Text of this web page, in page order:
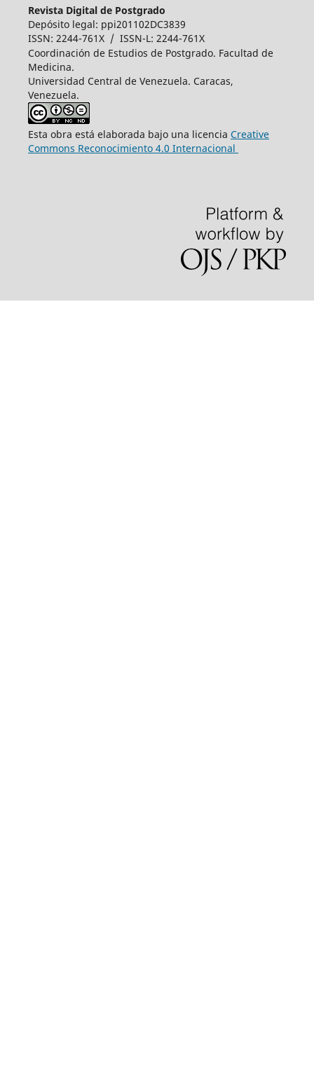
Revista Digital de Postgrado
Depósito legal: ppi201102DC3839
ISSN: 2244-761X / ISSN-L: 2244-761X
Coordinación de Estudios de Postgrado. Facultad de
Medicina.
Universidad Central de Venezuela. Caracas,
Venezuela.
Esta obra está elaborada bajo una licencia Creative
Commons Reconocimiento 4.0 Internacional